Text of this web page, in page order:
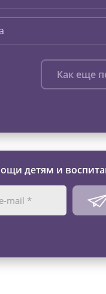
Как еще
детям и